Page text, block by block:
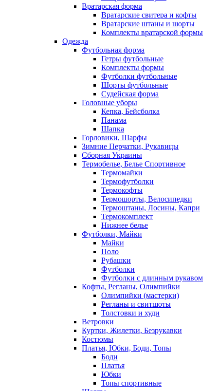
Вратарская форма
Вратарские свитера и кофты
Вратарские штаны и шорты
Комплекты вратарской формы
Одежда
Футбольная форма
Гетры футбольные
Комплекты формы
Футболки футбольные
Шорты футбольные
Судейская форма
Головные уборы
Кепка, Бейсболка
Панама
Шапка
Горловики, Шарфы
Зимние Перчатки, Рукавицы
Сборная Украины
Термобелье, Белье Спортивное
Термомайки
Термофутболки
Термокофты
Термошорты, Велосипедки
Термоштаны, Лосины, Капри
Термокомплект
Нижнее белье
Футболки, Майки
Майки
Поло
Рубашки
Футболки
Футболки с длинным рукавом
Кофты, Регланы, Олимпийки
Олимпийки (мастерки)
Регланы и свитшоты
Толстовки и худи
Ветровки
Куртки, Жилетки, Безрукавки
Костюмы
Платья, Юбки, Боди, Топы
Боди
Платья
Юбки
Топы спортивные